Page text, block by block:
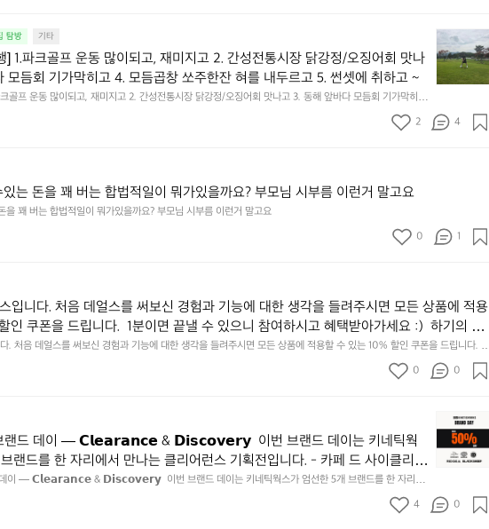
오
늘
의
기
복
절
안
중
근
의
사
보
요
탐방 기타
] 1.파크골프 운동 많이되고, 재미지고 2. 간성전통시장 닭강정/오징어회 맛나
모듬회 기가막히고 4. 모듬곱창 쏘주한잔 혀를 내두르고 5. 썬셋에 취하고 ~
골프 운동 많이되고, 재미지고 2. 간성전통시장 닭강정/오징어회 맛나고 3. 동해 앞바다 모듬회 기가막히고
[강
원
도
고
여
운
되
고,
재
미
지
간
전
시
장
2 4
는 돈을 꽤 버는 합법적일이 뭐가있을까요? 부모님 시부름 이런거 말고요
을 꽤 버는 합법적일이 뭐가있을까요? 부모님 시부름 이런거 말고요
0 1
입니다. 처음 데얼스를 써보신 경험과 기능에 대한 생각을 들려주시면 모든 상품에 적용
인 쿠폰을 드립니다.  1분이면 끝낼 수 있으니 참여하시고 혜택받아가세요 :)  하기의 링
시면 됩니다. https://docs.google.com/forms/d/e/1FAIpQLSfSU5C-euRse0uUKR3Rp1i
viewform?usp=header
. 처음 데얼스를 써보신 경험과 기능에 대한 생각을 들려주시면 모든 상품에 적용할 수 있는 10% 할인 쿠폰을 드립니다.  1
참여하시고 혜택받아가세요 :)  하기의 링크 클릭 후 작성하시면 됩니다. https://docs.google.com/forms/d/e/1FAIpQLSfS
jhkSYyjUlRSli3w/viewform?usp=header
0 0
랜드 데이 — 𝗖𝗹𝗲𝗮𝗿𝗮𝗻𝗰𝗲 & 𝗗𝗶𝘀𝗰𝗼𝘃𝗲𝗿𝘆  이번 브랜드 데이는 키네틱웍
랜드를 한 자리에서 만나는 클리어런스 기획전입니다. - 카페 드 사이클리스
어 - 써클 스포츠웨어 - 블랙쉽 - 시티 컨트리 시티  옷장 속 자리만 차지하
고, 새로운 시즌을 채워줄 발견을 지금 시작해 보세요. 👉 최대 ~𝟱𝟬% 𝗦𝗔𝗟𝗘
데이 — 𝗖𝗹𝗲𝗮𝗿𝗮𝗻𝗰𝗲 & 𝗗𝗶𝘀𝗰𝗼𝘃𝗲𝗿𝘆  이번 브랜드 데이는 키네틱웍스가 엄선한 5개 브랜드를 한 자리에
획전입니다. - 카페 드 사이클리스트 - 릿지 마운틴 기어 - 써클 스포츠웨어 - 블랙쉽 - 시티 컨트리 시티  옷
이템은 비우고, 새로운 시즌을 채워줄 발견을 지금 시작해 보세요. 👉 최대 ~𝟱𝟬% 𝗦𝗔𝗟𝗘  지금 바로 홈
네
스
4 0